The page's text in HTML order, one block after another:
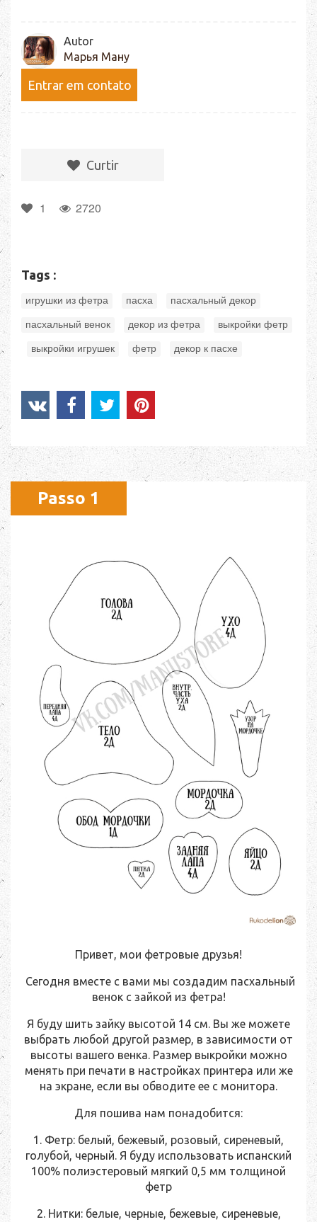
Autor
Марья Ману
Entrar em contato
Сurtir
1 2720
Tags :
игрушки из фетра пасха пасхальный декор
пасхальный венок декор из фетра выкройки фетр
выкройки игрушек фетр декор к пасхе
Passo 1
Привет, мои фетровые друзья!
Сегодня вместе с вами мы создадим пасхальный
венок с зайкой из фетра!
Я буду шить зайку высотой 14 см. Вы же можете
выбрать любой другой размер, в зависимости от
высоты вашего венка. Размер выкройки можно
менять при печати в настройках принтера или же
на экране, если вы обводите ее с монитора.
Для пошива нам понадобится:
1. Фетр: белый, бежевый, розовый, сиреневый,
голубой, черный. Я буду использовать испанский
100% полиэстеровый мягкий 0,5 мм толщиной
фетр
2. Нитки: белые, черные, бежевые, сиреневые,